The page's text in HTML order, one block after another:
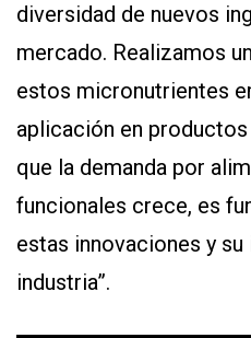
diversidad de nuevos
mercado. Realizamos
estos micronutrientes
aplicación en
que la demanda por
funcionales crece, es
estas innovaciones y
industria”.